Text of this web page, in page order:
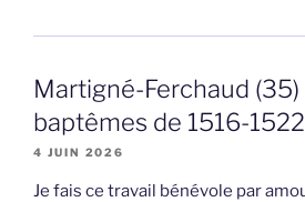
Martigné-Ferchaud (35)
baptêmes de 1516-1522
4 JUIN 2026
Je fais ce travail bénévole par